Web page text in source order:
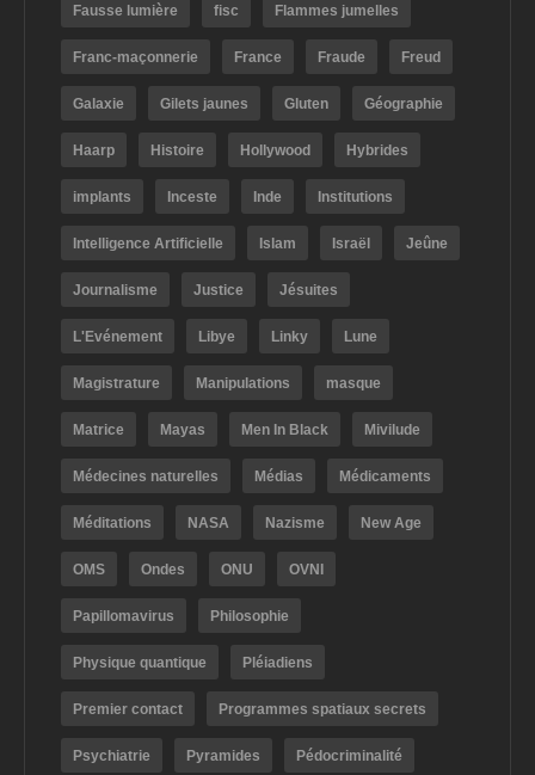
Fausse lumière fisc Flammes jumelles
Franc-maçonnerie France Fraude Freud
Galaxie Gilets jaunes Gluten Géographie
Haarp Histoire Hollywood Hybrides
implants Inceste Inde Institutions
Intelligence Artificielle Islam Israël Jeûne
Journalisme Justice Jésuites
L'Evénement Libye Linky Lune
Magistrature Manipulations masque
Matrice Mayas Men In Black Mivilude
Médecines naturelles Médias Médicaments
Méditations NASA Nazisme New Age
OMS Ondes ONU OVNI
Papillomavirus Philosophie
Physique quantique Pléiadiens
Premier contact Programmes spatiaux secrets
Psychiatrie Pyramides Pédocriminalité